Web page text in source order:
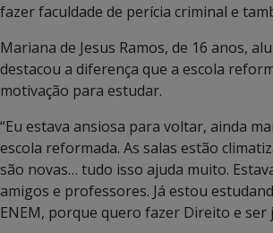
fazer faculdade de perícia criminal e
Mariana de Jesus Ramos, de 16 anos,
destacou a diferença que a escola
motivação para estudar.
“Eu estava ansiosa para voltar, ainda
escola reformada. As salas estão
são novas… tudo isso ajuda muito.
amigos e professores. Já estou
ENEM, porque quero fazer Direito e ser